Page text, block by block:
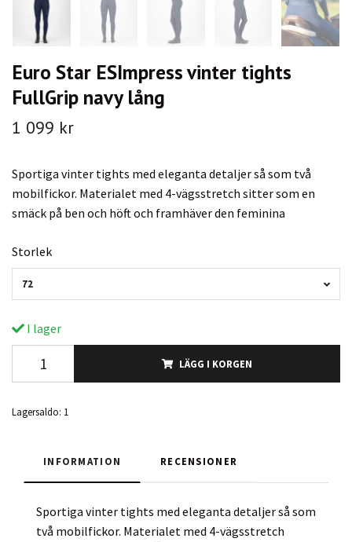
Euro Star ESImpress vinter tights
FullGrip navy lång
1 099 kr
Sportiga vinter tights med eleganta detaljer så som två
mobilfickor. Materialet med 4-vägsstretch sitter som en
smäck på ben och höft och framhäver den feminina
Storlek
72
I lager
LÄGG I KORGEN
Lagersaldo: 1
INFORMATION RECENSIONER
Sportiga vinter tights med eleganta detaljer så som
två mobilfickor. Materialet med 4-vägsstretch